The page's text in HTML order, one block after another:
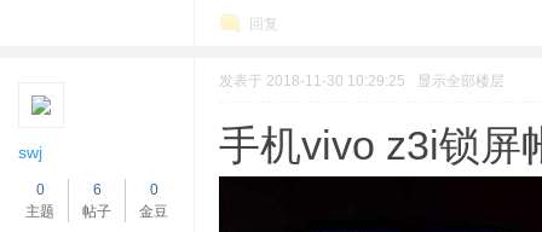
回复
swj
0
主题
6
帖子
0
金豆
发表于 2018-11-30 10:29:25 显示全部楼层
手机vivo z3i锁屏